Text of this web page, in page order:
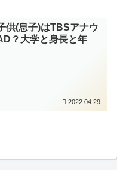
供(息子)はTBSアナウ
？大学と身長と年
2022.04.29